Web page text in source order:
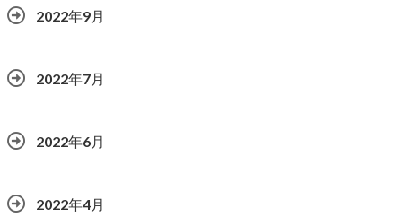
2022年9月
2022年7月
2022年6月
2022年4月